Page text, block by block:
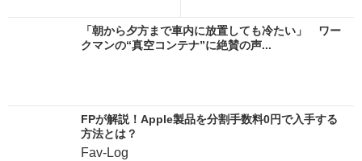
「朝から夕方まで車内に放置しても冷たい」 ワー
クマンの“真空コンテナ”に絶賛の声...
FPが解説！Apple製品を分割手数料0円で入手する
方法とは？
Fav-Log